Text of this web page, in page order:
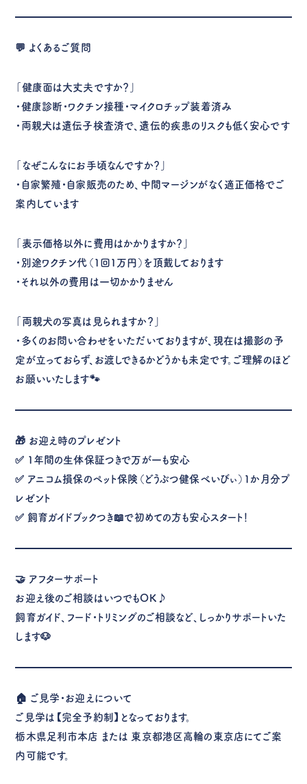
💬 よくあるご質問
「健康面は大丈夫ですか？」
・健康診断・ワクチン接種・マイクロチップ装着済み
・両親犬は遺伝子検査済で、遺伝的疾患のリスクも低く安心です
「なぜこんなにお手頃なんですか？」
・自家繁殖・自家販売のため、中間マージンがなく適正価格でご
案内しています
「表示価格以外に費用はかかりますか？」
・別途ワクチン代（1回1万円）を頂戴しております
・それ以外の費用は一切かかりません
「両親犬の写真は見られますか？」
・多くのお問い合わせをいただいておりますが、現在は撮影の予
定が立っておらず、お渡しできるかどうかも未定です。ご理解のほど
お願いいたします🐾
🎁 お迎え時のプレゼント
✅ 1年間の生体保証つきで万が一も安心
✅ アニコム損保のペット保険（どうぶつ健保べいびぃ）1か月分プ
レゼント
✅ 飼育ガイドブックつき📖で初めての方も安心スタート！
🤝 アフターサポート
お迎え後のご相談はいつでもOK♪
飼育ガイド、フード・トリミングのご相談など、しっかりサポートいた
します🐶
🏠 ご見学・お迎えについて
ご見学は【完全予約制】となっております。
栃木県足利市本店 または 東京都港区高輪の東京店にてご案
内可能です。